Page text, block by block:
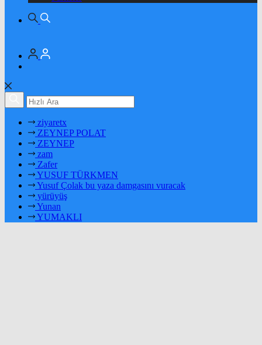
ziyaretx
ZEYNEP POLAT
ZEYNEP
zam
Zafer
YUSUF TÜRKMEN
Yusuf Çolak bu yaza damgasını vuracak
yürüyüş
Yunan
YUMAKLI